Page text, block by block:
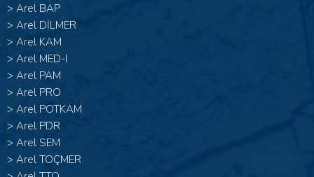
> Arel BAP
> Arel DİLMER
> Arel KAM
> Arel MED-I
> Arel PAM
> Arel PRO
> Arel POTKAM
> Arel PDR
> Arel SEM
> Arel TOÇMER